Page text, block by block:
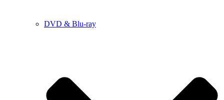
DVD & Blu-ray